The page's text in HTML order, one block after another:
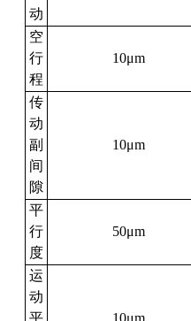
动
空
行
程
10μm
传
动
副
间
隙
10μm
平
行
度
50μm
运
动
平
10μm